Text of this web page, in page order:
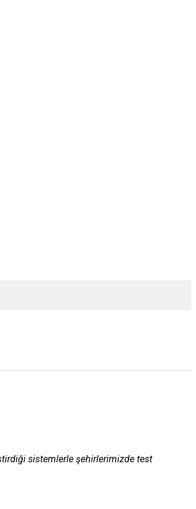
sistemlerle şehirlerimizde test